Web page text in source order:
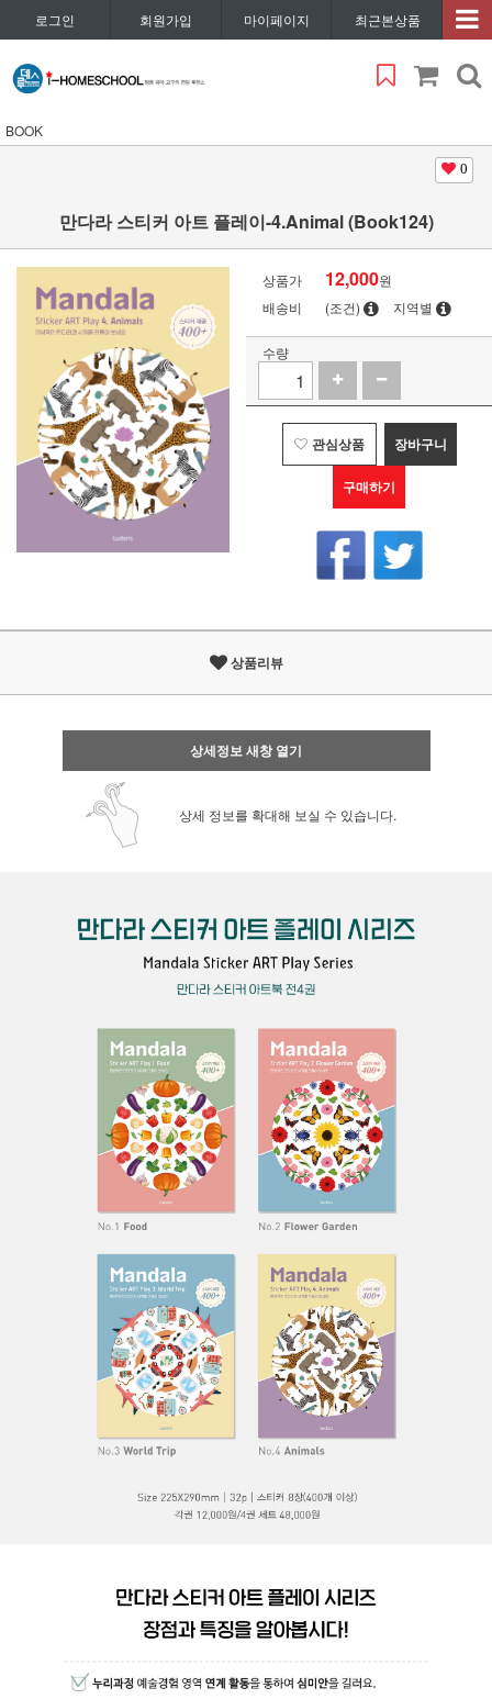
로그인 회원가입 마이페이지 최근본상품
BOOK
0
만다라 스티커 아트 플레이-4.Animal (Book124)
상품가 12,000원
배송비
(조건) 지역별
수량
관심상품 장바구니
구매하기
상품리뷰
상세정보 새창 열기
상세 정보를 확대해 보실 수 있습니다.